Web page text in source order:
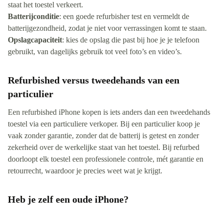
staat het toestel verkeert.
Batterijconditie: een goede refurbisher test en vermeldt de
batterijgezondheid, zodat je niet voor verrassingen komt te staan.
Opslagcapaciteit: kies de opslag die past bij hoe je je telefoon
gebruikt, van dagelijks gebruik tot veel foto’s en video’s.
Refurbished versus tweedehands van een
particulier
Een refurbished iPhone kopen is iets anders dan een tweedehands
toestel via een particuliere verkoper. Bij een particulier koop je
vaak zonder garantie, zonder dat de batterij is getest en zonder
zekerheid over de werkelijke staat van het toestel. Bij refurbed
doorloopt elk toestel een professionele controle, mét garantie en
retourrecht, waardoor je precies weet wat je krijgt.
Heb je zelf een oude iPhone?